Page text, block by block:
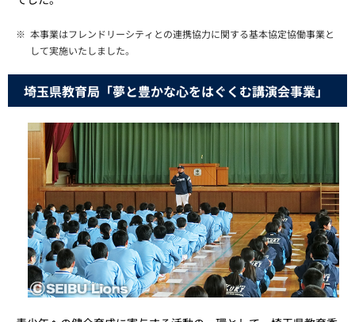
※ 本事業はフレンドリーシティとの連携協力に関する基本協定協働事業と
して実施いたしました。
埼玉県教育局「夢と豊かな心をはぐくむ講演会事業」